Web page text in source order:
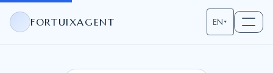
FORTUIXAGENT EN▾